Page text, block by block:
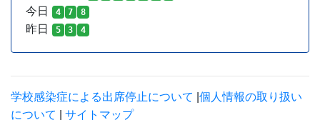
今日 4 7 8
昨日 5 3 4
学校感染症による出席停止について 個人情報の取り扱い
について
サイトマップ